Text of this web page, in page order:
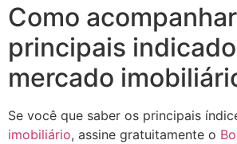
Como
principais
mercado
Se você que saber os principais
imobiliário, assine gratuitamente o